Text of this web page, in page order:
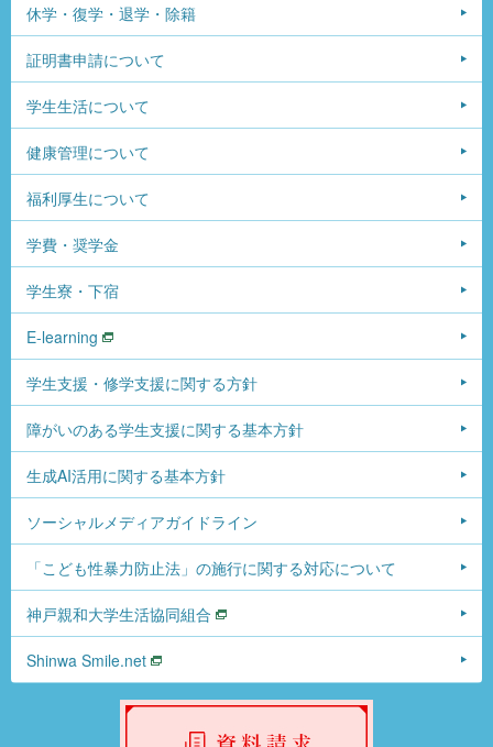
休学・復学・退学・除籍
証明書申請について
学生生活について
健康管理について
福利厚生について
学費・奨学金
学生寮・下宿
E-learning
学生支援・修学支援に関する方針
障がいのある学生支援に関する基本方針
生成AI活用に関する基本方針
ソーシャルメディアガイドライン
「こども性暴力防止法」の施行に関する対応について
神戸親和大学生活協同組合
Shinwa Smile.net